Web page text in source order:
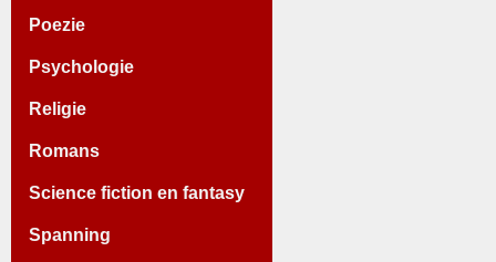
Poezie
Psychologie
Religie
Romans
Science fiction en fantasy
Spanning